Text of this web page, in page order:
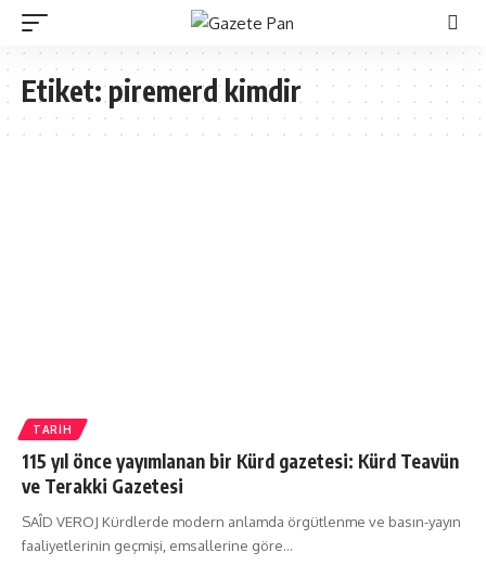
Etiket:piremerd kimdir
TARIH
115 yıl önce yayımlanan bir Kürd gazetesi: Kürd Teavün
ve Terakki Gazetesi
SAÎD VEROJ Kürdlerde modern anlamda örgütlenme ve basın-yayın
faaliyetlerinin geçmişi, emsallerine göre…